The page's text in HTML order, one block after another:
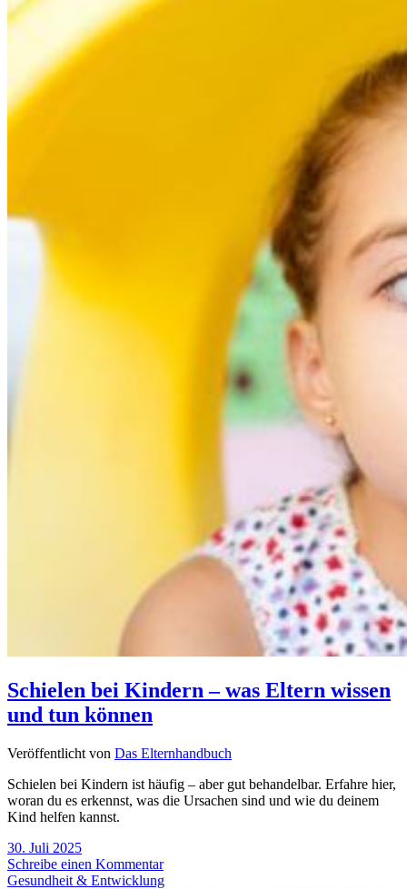
Schielen bei Kindern – was Eltern wissen
und tun können
Veröffentlicht von Das Elternhandbuch
Schielen bei Kindern ist häufig – aber gut behandelbar. Erfahre hier,
woran du es erkennst, was die Ursachen sind und wie du deinem
Kind helfen kannst.
30. Juli 2025
Schreibe einen Kommentar
Gesundheit & Entwicklung